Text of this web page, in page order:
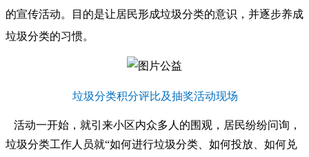
的宣传活动。目的是让居民形成垃圾分类的意识，并逐步养成
垃圾分类的习惯。
垃圾分类积分评比及抽奖活动现场
活动一开始，就引来小区内众多人的围观，居民纷纷问询，
垃圾分类工作人员就“如何进行垃圾分类、如何投放、如何兑